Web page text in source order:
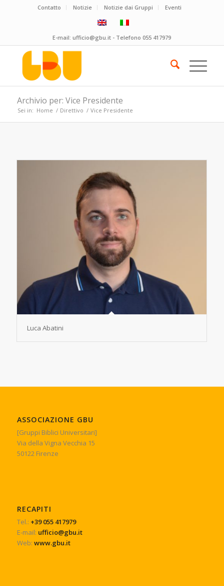
Contatto Notizie Notizie dai Gruppi Eventi
E-mail:ufficio@gbu.it - Telefono055 417979
Archivio per: Vice Presidente
Sei in: Home / Direttivo / Vice Presidente
Luca Abatini
ASSOCIAZIONE GBU
[Gruppi Biblici Universitari]
Via della Vigna Vecchia 15
50122 Firenze
RECAPITI
Tel.: +39 055 417979
E-mail: ufficio@gbu.it
Web: www.gbu.it